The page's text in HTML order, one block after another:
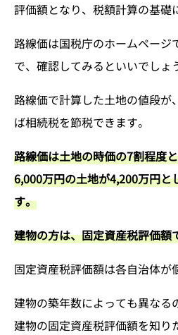
評価額となり、税額計算の基礎
路線価は国税庁のホームページ
で、確認してみるといいでしょ
路線価で計算した土地の値段が
ば相続税を節税できます。
路線価は土地の時価の7割程度
6,000万円の土地が4,200万円と
す。
建物の方は、固定資産税評価額
固定資産税評価額は各自治体が
建物の築年数によっても異なる
建物の固定資産税評価額を知り